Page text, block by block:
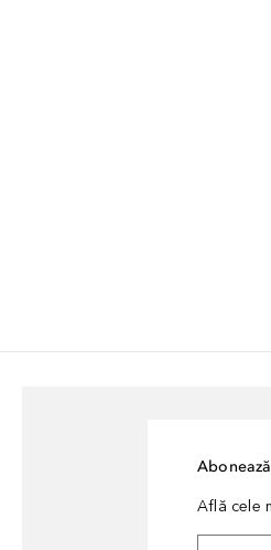
Află cele